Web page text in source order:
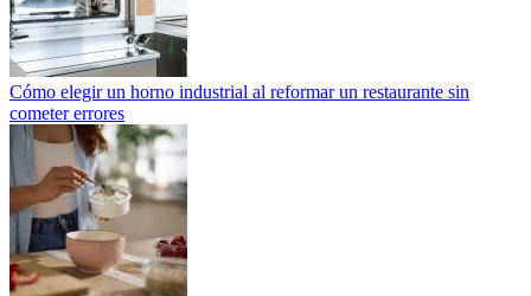
Cómo elegir un horno industrial al reformar un restaurante sin
cometer errores